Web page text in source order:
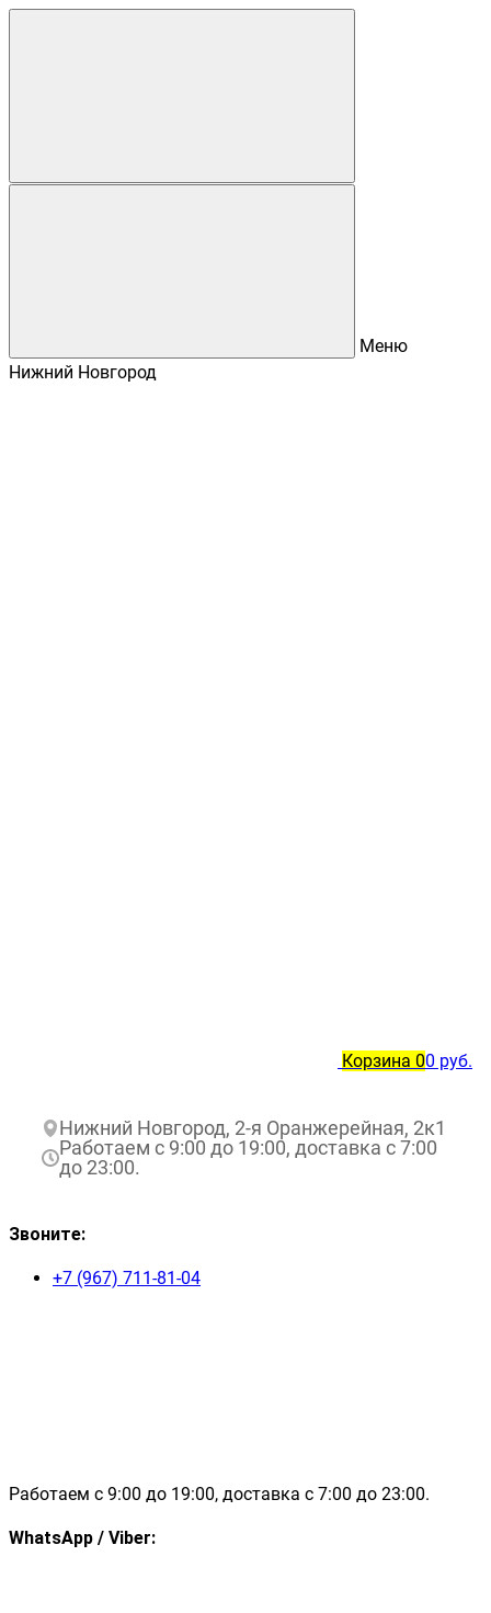
Меню
Нижний Новгород
Корзина 00 руб.
Нижний Новгород, 2-я Оранжерейная, 2к1
Работаем с 9:00 до 19:00, доставка с 7:00
до 23:00.
Звоните:
+7 (967) 711-81-04
Работаем с 9:00 до 19:00, доставка с 7:00 до 23:00.
WhatsApp / Viber: